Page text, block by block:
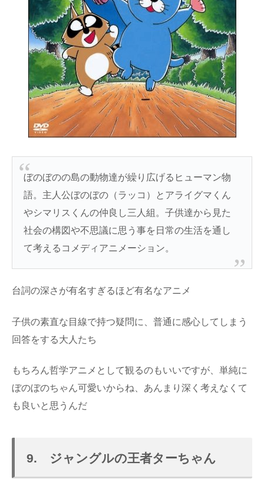
ぼのぼのの島の動物達が繰り広げるヒューマン物
語。主人公ぼのぼの（ラッコ）とアライグマくん
やシマリスくんの仲良し三人組。子供達から見た
社会の構図や不思議に思う事を日常の生活を通し
て考えるコメディアニメーション。
台詞の深さが有名すぎるほど有名なアニメ
子供の素直な目線で持つ疑問に、普通に感心してしまう
回答をする大人たち
もちろん哲学アニメとして観るのもいいですが、単純に
ぼのぼのちゃん可愛いからね、あんまり深く考えなくて
も良いと思うんだ
9. ジャングルの王者ターちゃん